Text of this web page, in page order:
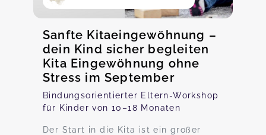
Sanfte Kitaeingewöhnung –
dein Kind sicher begleiten
Kita Eingewöhnung ohne
Stress im September
Bindungsorientierter Eltern-Workshop
für Kinder von 10–18 Monaten
Der Start in die Kita ist ein großer